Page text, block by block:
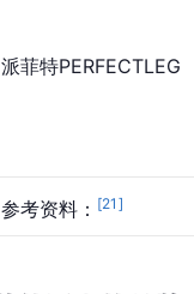
派菲特PERFECTLEG
参考资料： [21 ]